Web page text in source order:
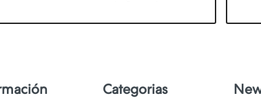
Categorias